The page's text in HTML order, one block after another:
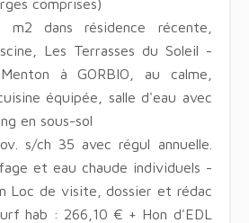
dans résidence récente,
Les Terrasses du Soleil -
à GORBIO, au calme,
équipée, salle d'eau avec
en sous-sol
s/ch 35 avec régul annuelle.
et eau chaude individuels -
Loc de visite, dossier et rédac
hab : 266,10 € + Hon d'EDL